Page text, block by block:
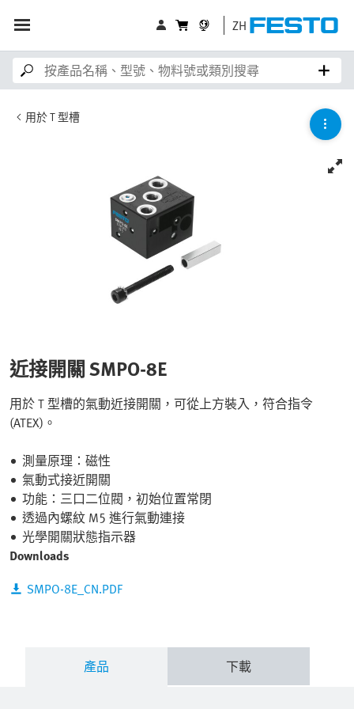
ZH
用於 T 型槽
近接開關 SMPO-8E
用於 T 型槽的氣動近接開關，可從上方裝入，符合指令
(ATEX)。
測量原理：磁性
氣動式接近開關
功能：三口二位閥，初始位置常閉
透過內螺紋 M5 進行氣動連接
光學開關狀態指示器
Downloads
SMPO-8E_CN.PDF
產品 下載